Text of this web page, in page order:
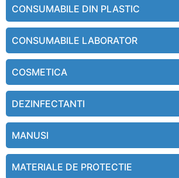
CONSUMABILE DIN PLASTIC
CONSUMABILE LABORATOR
COSMETICA
DEZINFECTANTI
MANUSI
MATERIALE DE PROTECTIE